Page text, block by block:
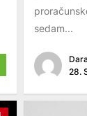
sedam...
28.